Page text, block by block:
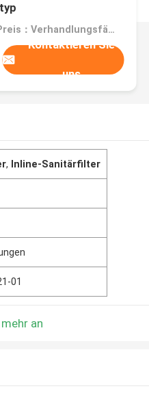
Preis：Verhandlungsfähig
Kontaktieren Sie
uns
, Inline-Sanitärfilter
01
an